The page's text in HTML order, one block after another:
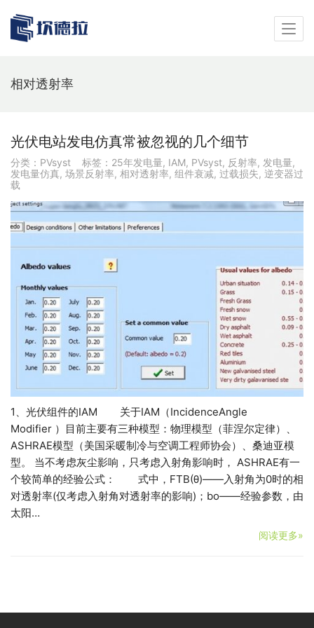
相对透射率
光伏电站发电仿真常被忽视的几个细节
分类： PVsyst 标签： 25年发电量, IAM, PVsyst, 反射率, 发电量,
发电量仿真, 场景反射率, 相对透射率, 组件衰减, 过载损失, 逆变器过
载
1、光伏组件的IAM 关于IAM（IncidenceAngle
Modifier ）目前主要有三种模型：物理模型（菲涅尔定律）、
ASHRAE模型（美国采暖制冷与空调工程师协会）、桑迪亚模
型。 当不考虑灰尘影响，只考虑入射角影响时， ASHRAE有一
个较简单的经验公式： 式中，FTB(θ)——入射角为0时的相
对透射率(仅考虑入射角对透射率的影响)；bo——经验参数，由
太阳…
阅读更多»